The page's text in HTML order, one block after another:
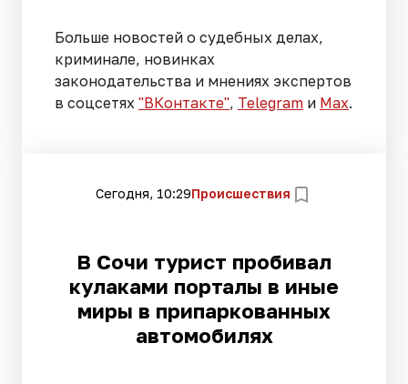
Больше новостей о судебных делах,
криминале, новинках
законодательства и мнениях экспертов
в соцсетях "ВКонтакте", Telegram и Max.
Сегодня, 10:29Происшествия
В Сочи турист пробивал
кулаками порталы в иные
миры в припаркованных
автомобилях